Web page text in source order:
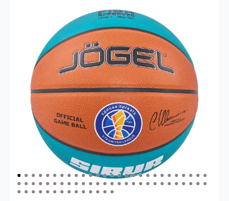
сумма всех заказов за 6 месяцев -
30.000 рублей.
Опт 3(33%)- сумма всех заказов за 6 месяцев
80.000 рублей
Опт 2(36%)- сумма всех заказов за 6 месяцев
200.000 рублей.
Опт 1(38%) -сумма всех заказов за 6 месяцев -
400.000 рублей.